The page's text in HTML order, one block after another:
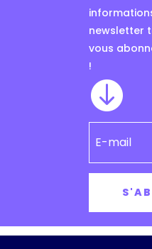
newsletter
vous
!
